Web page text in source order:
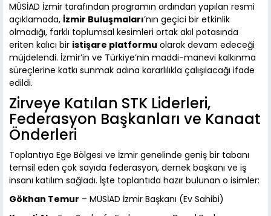
MÜSİAD İzmir tarafından programın ardından yapılan resmi
açıklamada, İzmir Buluşmaları’nın geçici bir etkinlik
olmadığı, farklı toplumsal kesimleri ortak akıl potasında
eriten kalıcı bir istişare platformu olarak devam edeceği
müjdelendi. İzmir’in ve Türkiye’nin maddi-manevi kalkınma
süreçlerine katkı sunmak adına kararlılıkla çalışılacağı ifade
edildi.
Zirveye Katılan STK Liderleri,
Federasyon Başkanları ve Kanaat
Önderleri
Toplantıya Ege Bölgesi ve İzmir genelinde geniş bir tabanı
temsil eden çok sayıda federasyon, dernek başkanı ve iş
insanı katılım sağladı. İşte toplantıda hazır bulunan o isimler:
Gökhan Temur – MÜSİAD İzmir Başkanı (Ev Sahibi)